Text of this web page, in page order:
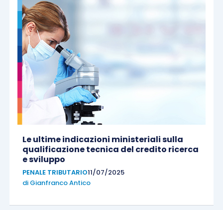
Le ultime indicazioni ministeriali sulla
qualificazione tecnica del credito ricerca
e sviluppo
PENALE TRIBUTARIO11/07/2025
di Gianfranco Antico